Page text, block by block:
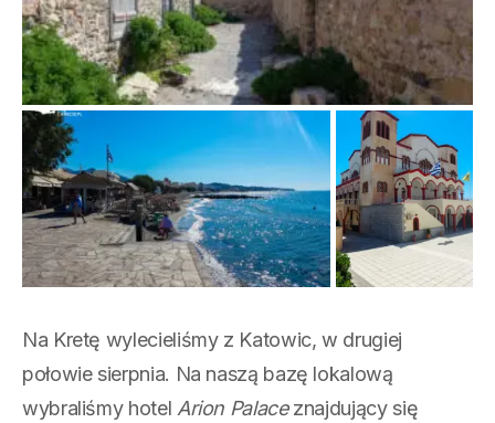
Na Kretę wylecieliśmy z Katowic, w drugiej
połowie sierpnia. Na naszą bazę lokalową
wybraliśmy hotel Arion Palaceznajdujący się